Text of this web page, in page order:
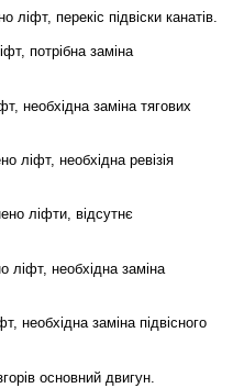
перекіс підвіски канатів.
потрібна заміна
необхідна заміна тягових
ліфт, необхідна ревізія
ліфти, відсутнє
ліфт, необхідна заміна
необхідна заміна підвісного
основний двигун.